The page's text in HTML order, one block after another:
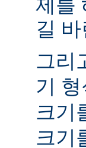
제를
길
그리
기
크기
크기